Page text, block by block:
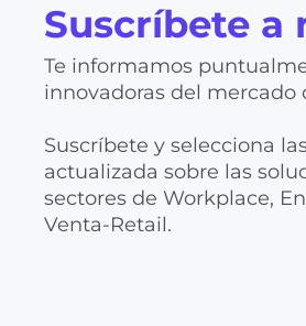
Suscríbete a
Te informamos
innovadoras del mercado
Suscríbete y selecciona
actualizada sobre las
sectores de Workplace,
Venta-Retail.